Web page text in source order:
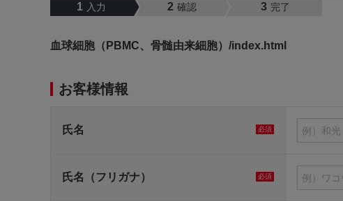
1 入力 2 確認 3 完了
血球細胞（PBMC、骨髄由来細胞）/index.html
お客様情報
氏名 必須
氏名（フリガナ） 必須